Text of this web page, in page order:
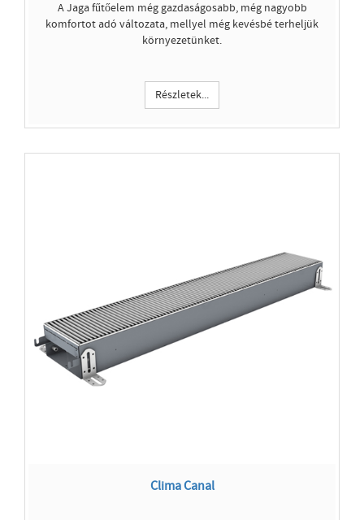
A Jaga fűtőelem még gazdaságosabb, még nagyobb
komfortot adó változata, mellyel még kevésbé terheljük
környezetünket.
Részletek...
Clima Canal